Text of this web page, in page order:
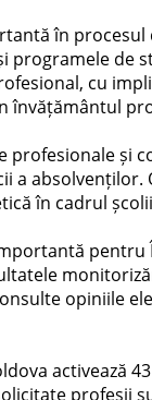
în
programele de
cu
învățământul
profesionale și
a
în cadrul
pentru
opiniile
activează
profesii